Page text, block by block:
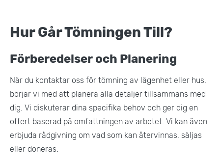
Hur Går Tömningen Till?
Förberedelser och Planering
När du kontaktar oss för tömning av lägenhet eller hus,
börjar vi med att planera alla detaljer tillsammans med
dig. Vi diskuterar dina specifika behov och ger dig en
offert baserad på omfattningen av arbetet. Vi kan även
erbjuda rådgivning om vad som kan återvinnas, säljas
eller doneras.